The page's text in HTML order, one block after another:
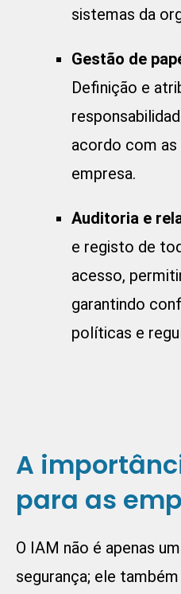
sistemas da
Gestão de
Definição e
acordo com as
empresa.
Auditoria e
e registo de
acesso,
garantindo
políticas e
A
para as
O IAM não é apenas
segurança; ele